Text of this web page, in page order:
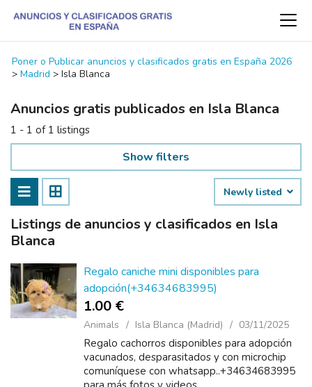
Poner o Publicar anuncios y clasificados gratis en España 2026
> Madrid > Isla Blanca
Anuncios gratis publicados en Isla Blanca
1 - 1 of 1 listings
Show filters
Newly listed
Listings de anuncios y clasificados en Isla
Blanca
Regalo caniche mini disponibles para
adopción(+34634683995)
1.00 €
Animals Isla Blanca (Madrid) 03/11/2025
Regalo cachorros disponibles para adopción
vacunados, desparasitados y con microchip
comuníquese con whatsapp..+34634683995